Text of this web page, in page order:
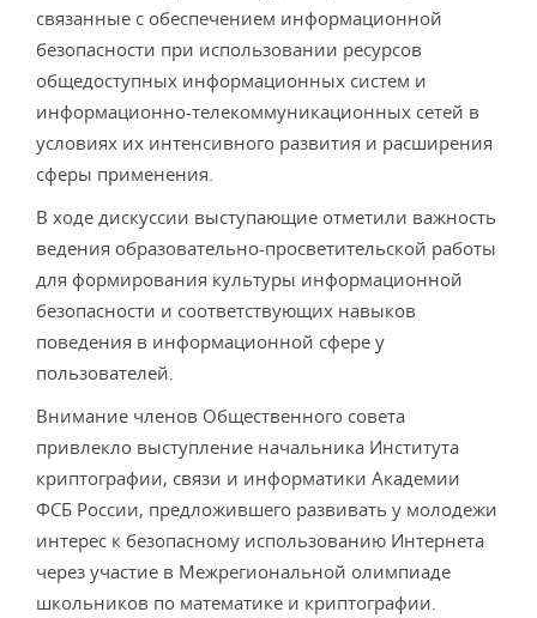
связанные с обеспечением информационной
безопасности при использовании ресурсов
общедоступных информационных систем и
информационно-телекоммуникационных сетей в
условиях их интенсивного развития и расширения
сферы применения.
В ходе дискуссии выступающие отметили важность
ведения образовательно-просветительской работы
для формирования культуры информационной
безопасности и соответствующих навыков
поведения в информационной сфере у
пользователей.
Внимание членов Общественного совета
привлекло выступление начальника Института
криптографии, связи и информатики Академии
ФСБ России, предложившего развивать у молодежи
интерес к безопасному использованию Интернета
через участие в Межрегиональной олимпиаде
школьников по математике и криптографии.